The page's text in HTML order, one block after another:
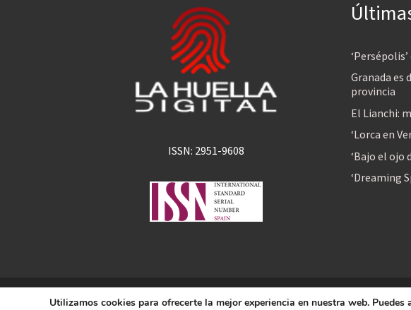
ISSN: 2951-9608
Granada es
provincia
El Lianchi:
‘Lorca en
‘Bajo el ojo
‘Dreaming
© 2026La Huella Digital– Todos los derechos reservados
Utilizamos cookies para ofrecerte la mejor experiencia en nuestra web. Puedes